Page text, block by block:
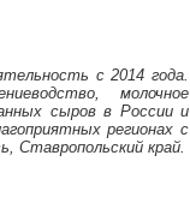
с 2014 года.
молочное
сыров в России и
регионах с
Ставропольский край.